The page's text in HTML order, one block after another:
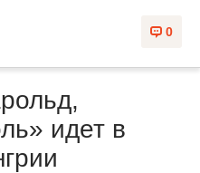
0
идет в